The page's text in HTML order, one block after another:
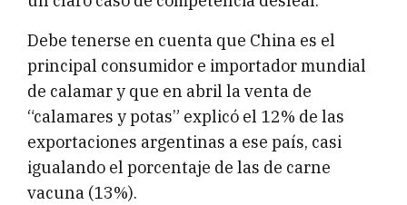
Debe tenerse en cuenta que China es el
principal consumidor e importador mundial
de calamar y que en abril la venta de
“calamares y potas” explicó el 12% de las
exportaciones argentinas a ese país, casi
igualando el porcentaje de las de carne
vacuna (13%).